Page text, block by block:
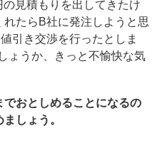
見積もりを出してきたけ
たらB社に発注しようと思
引き交渉を行ったとしま
ょうか、きっと不愉快な気
おとしめることになるの
しょう。